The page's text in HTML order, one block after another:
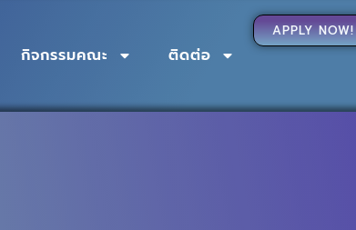
กิจกรรมคณะ ติดต่อ
APPLY NOW!